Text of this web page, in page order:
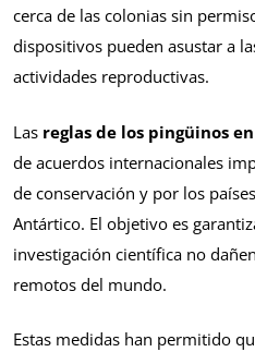
cerca de las colonias sin
dispositivos pueden asustar a
actividades reproductivas.
Las reglas de los pingüinos
de acuerdos internacionales
de conservación y por los
Antártico. El objetivo es
investigación científica no
remotos del mundo.
Estas medidas han permitido